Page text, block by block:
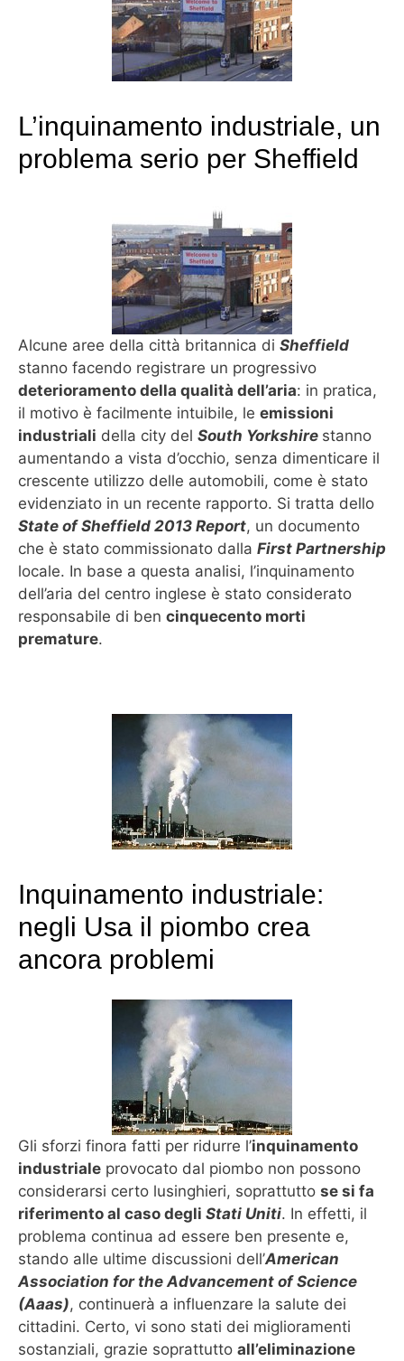
L’inquinamento industriale, un
problema serio per Sheffield
Alcune aree della città britannica di Sheffield
stanno facendo registrare un progressivo
deterioramento della qualità dell’aria: in pratica,
il motivo è facilmente intuibile, le emissioni
industriali della city del South Yorkshire stanno
aumentando a vista d’occhio, senza dimenticare il
crescente utilizzo delle automobili, come è stato
evidenziato in un recente rapporto. Si tratta dello
State of Sheffield 2013 Report, un documento
che è stato commissionato dalla First Partnership
locale. In base a questa analisi, l’inquinamento
dell’aria del centro inglese è stato considerato
responsabile di ben cinquecento morti
premature.
Inquinamento industriale:
negli Usa il piombo crea
ancora problemi
Gli sforzi finora fatti per ridurre l’inquinamento
industriale provocato dal piombo non possono
considerarsi certo lusinghieri, soprattutto se si fa
riferimento al caso degli Stati Uniti. In effetti, il
problema continua ad essere ben presente e,
stando alle ultime discussioni dell’American
Association for the Advancement of Science
(Aaas), continuerà a influenzare la salute dei
cittadini. Certo, vi sono stati dei miglioramenti
sostanziali, grazie soprattutto all’eliminazione